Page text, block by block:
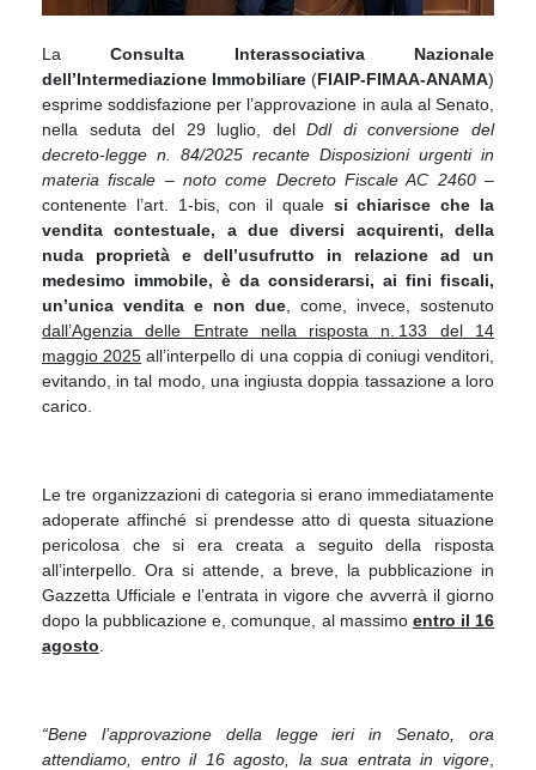
LaConsulta Interassociativa Nazionale
dell’Intermediazione Immobiliare (FIAIP-FIMAA-ANAMA)
esprime soddisfazione per l’approvazione in aula al Senato,
nella seduta del 29 luglio, delDdl di conversione del
decreto-legge n. 84/2025 recante Disposizioni urgenti in
materia fiscale – noto come Decreto Fiscale AC 2460–
contenente l’art. 1-bis, con il quale si chiarisce che la
vendita contestuale, a due diversi acquirenti, della
nuda proprietà e dell’usufrutto in relazione ad un
medesimo immobile, è da considerarsi, ai fini fiscali,
un’unica vendita e non due , come, invece, sostenuto
dall’Agenzia delle Entrate nella risposta n. 133 del 14
maggio 2025 all’interpello di una coppia di coniugi venditori,
evitando, in tal modo, una ingiusta doppia tassazione a loro
carico.
Le tre organizzazioni di categoria si erano immediatamente
adoperate affinché si prendesse atto di questa situazione
pericolosa che si era creata a seguito della risposta
all’interpello. Ora si attende, a breve, la pubblicazione in
Gazzetta Ufficiale e l’entrata in vigore che avverrà il giorno
dopo la pubblicazione e, comunque, al massimo entro il 16
agosto
“Bene l’approvazione della legge ieri in Senato, ora
attendiamo, entro il 16 agosto, la sua entrata in vigore